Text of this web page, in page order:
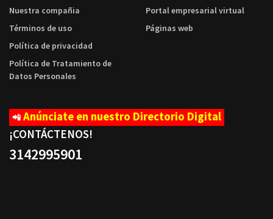
Nuestra compañia
Términos de uso
Política de privacidad
Política de Tratamiento de
Datos Personales
Portal empresarial virtual
Páginas web
📲 Anúnciate en nuestro Directorio Digital
¡CONTÁCTENOS!
3142995901